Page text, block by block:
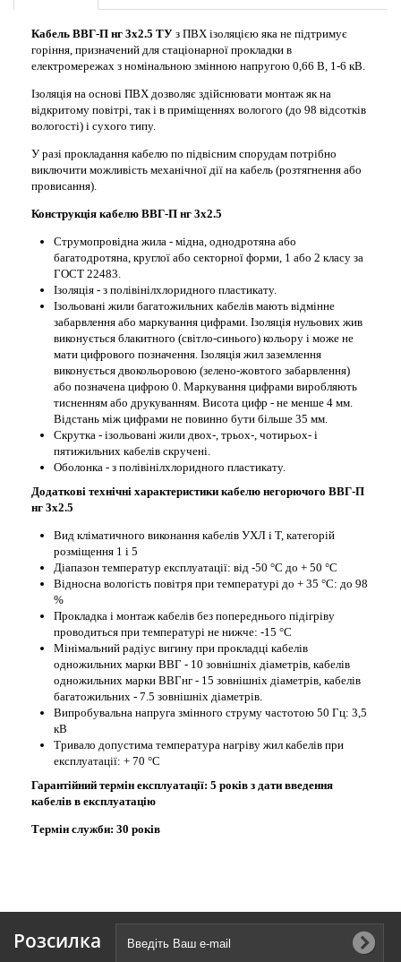
Кабель ВВГ-П нг 3х2.5 ТУ з ПВХ ізоляцією яка не підтримує
горіння, призначений для стаціонарної прокладки в
електромережах з номінальною змінною напругою 0,66 В, 1-6 кВ.
Ізоляція на основі ПВХ дозволяє здійснювати монтаж як на
відкритому повітрі, так і в приміщеннях вологого (до 98 відсотків
вологості) і сухого типу.
У разі прокладання кабелю по підвісним спорудам потрібно
виключити можливість механічної дії на кабель (розтягнення або
провисання).
Конструкція кабелю ВВГ-П нг 3х2.5
Струмопровідна жила - мідна, однодротяна або
багатодротяна, круглої або секторної форми, 1 або 2 класу за
ГОСТ 22483.
Ізоляція - з полівінілхлоридного пластикату.
Ізольовані жили багатожильних кабелів мають відмінне
забарвлення або маркування цифрами. Ізоляція нульових жив
виконується блакитного (світло-синього) кольору і може не
мати цифрового позначення. Ізоляція жил заземлення
виконується двокольоровою (зелено-жовтого забарвлення)
або позначена цифрою 0. Маркування цифрами виробляють
тисненням або друкуванням. Висота цифр - не менше 4 мм.
Відстань між цифрами не повинно бути більше 35 мм.
Скрутка - ізольовані жили двох-, трьох-, чотирьох- і
пятижильних кабелів скручені.
Оболонка - з полівінілхлоридного пластикату.
Додаткові технічні характеристики кабелю негорючого ВВГ-П
нг 3х2.5
Вид кліматичного виконання кабелів УХЛ і Т, категорій
розміщення 1 і 5
Діапазон температур експлуатації: від -50 °С до + 50 °С
Відносна вологість повітря при температурі до + 35 °С: до 98
%
Прокладка і монтаж кабелів без попереднього підігріву
проводиться при температурі не нижче: -15 °С
Мінімальний радіус вигину при прокладці кабелів
одножильних марки ВВГ - 10 зовнішніх діаметрів, кабелів
одножильних марки ВВГнг - 15 зовнішніх діаметрів, кабелів
багатожильних - 7.5 зовнішніх діаметрів.
Випробувальна напруга змінного струму частотою 50 Гц: 3,5
кВ
Тривало допустима температура нагріву жил кабелів при
експлуатації: + 70 °С
Гарантійний термін експлуатації: 5 років з дати введення
кабелів в експлуатацію
Термін служби: 30 років
Розсилка